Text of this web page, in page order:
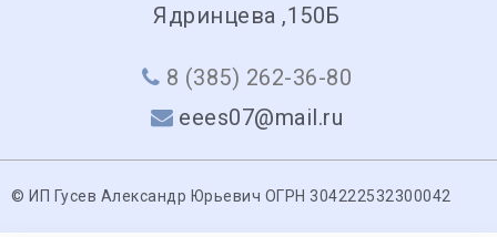
Ядринцева ,150Б
8 (385) 262-36-80
eees07@mail.ru
© ИП Гусев Александр Юрьевич ОГРН 304222532300042